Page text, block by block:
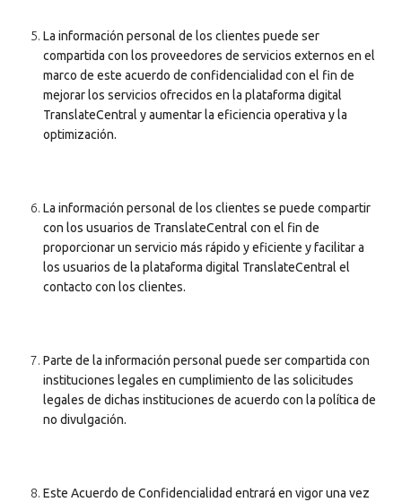
La información personal de los clientes puede ser
compartida con los proveedores de servicios externos en el
marco de este acuerdo de confidencialidad con el fin de
mejorar los servicios ofrecidos en la plataforma digital
TranslateCentral y aumentar la eficiencia operativa y la
optimización.
La información personal de los clientes se puede compartir
con los usuarios de TranslateCentral con el fin de
proporcionar un servicio más rápido y eficiente y facilitar a
los usuarios de la plataforma digital TranslateCentral el
contacto con los clientes.
Parte de la información personal puede ser compartida con
instituciones legales en cumplimiento de las solicitudes
legales de dichas instituciones de acuerdo con la política de
no divulgación.
Este Acuerdo de Confidencialidad entrará en vigor una vez